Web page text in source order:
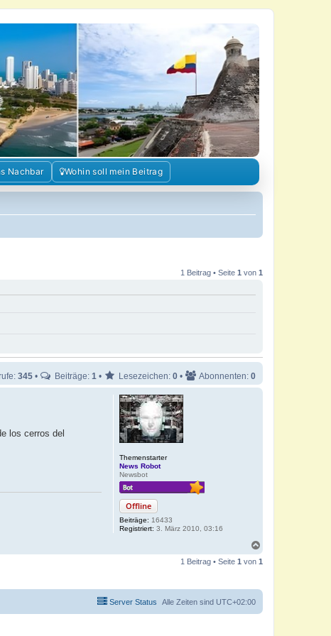
Nachbar Wohin soll mein Beitrag
1 Beitrag • Seite 1 von 1
345 • Beiträge: 1 • Lesezeichen: 0 • Abonnenten: 0
Themenstarter
News Robot
Newsbot
Offline
Beiträge: 16433
Registriert: 3. März 2010, 03:16
los cerros del
c
b
n
1 Beitrag • Seite 1 von 1
Alle Zeiten sind UTC+02:00
Server Status